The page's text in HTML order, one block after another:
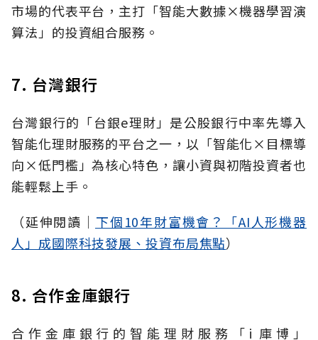
市場的代表平台，主打「智能大數據×機器學習演
算法」的投資組合服務。
7. 台灣銀行
台灣銀行的「台銀e理財」是公股銀行中率先導入
智能化理財服務的平台之一，以「智能化×目標導
向×低門檻」為核心特色，讓小資與初階投資者也
能輕鬆上手。
（延伸閱讀│ 下個10年財富機會？「AI人形機器
人」成國際科技發展、投資布局焦點）
8. 合作金庫銀行
合作金庫銀行的智能理財服務「i 庫博」